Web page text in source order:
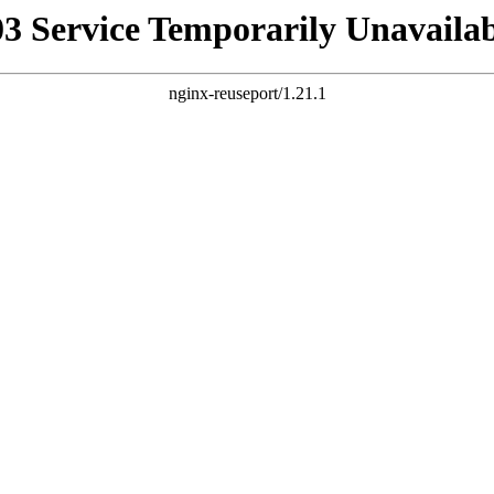
Service Temporarily
nginx-reuseport/1.21.1